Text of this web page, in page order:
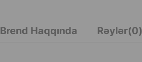
Brend Haqqında Rəylər(0)